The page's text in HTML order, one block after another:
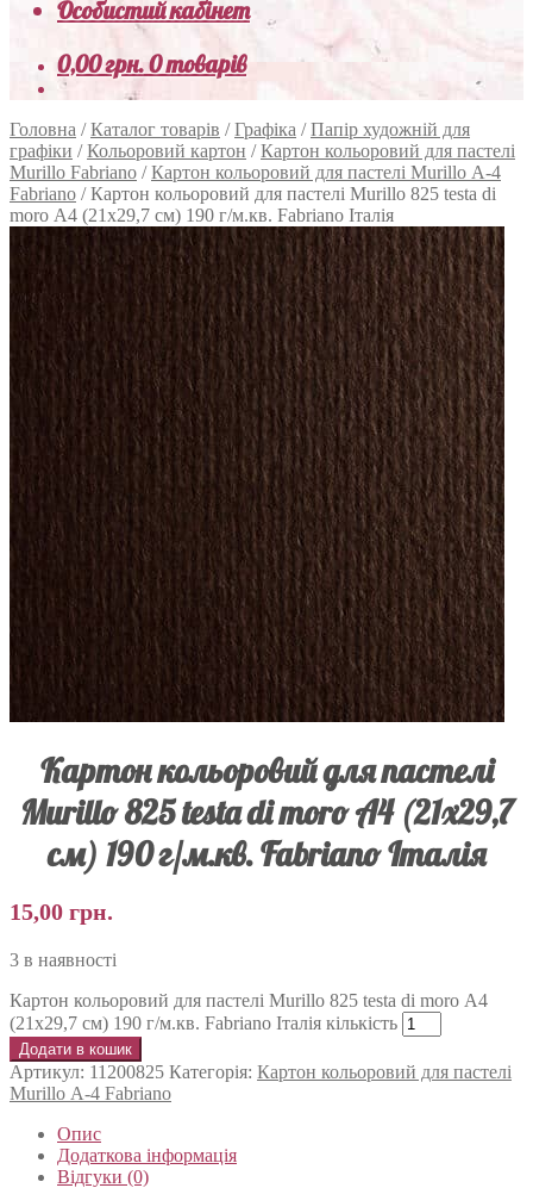
Особистий кабінет
0,00грн.0 товарів
Головна /Каталог товарів /Графіка /Папір художній для
графіки /Кольоровий картон /Картон кольоровий для пастелі
Murillo Fabriano /Картон кольоровий для пастелі Murillo А-4
Fabriano /Картон кольоровий для пастелі Murillo 825 testa di
moro А4 (21х29,7 см) 190 г/м.кв. Fabriano Італія
Картон кольоровий для пастелі
Murillo 825 testa di moro А4 (21х29,7
см) 190 г/м.кв. Fabriano Італія
15,00 грн.
3 в наявності
Картон кольоровий для пастелі Murillo 825 testa di moro А4
(21х29,7 см) 190 г/м.кв. Fabriano Італія кількість
Додати в кошик
Артикул: 11200825 Категорія: Картон кольоровий для пастелі
Murillo А-4 Fabriano
Опис
Додаткова інформація
Відгуки (0)